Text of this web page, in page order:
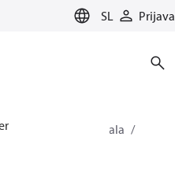
SL Prijava
za hlajenje
Stikala